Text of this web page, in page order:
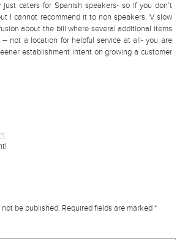
just caters for Spanish speakers- so if you don’t
I cannot recommend it to non speakers. V slow
about the bill where several additional items
not a location for helpful service at all- you are
establishment intent on growing a customer
be published. Required fields are marked*